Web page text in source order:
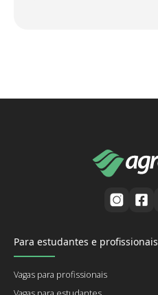
Para estudantes e profissionais
Vagas para profissionais